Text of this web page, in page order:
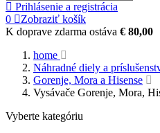
Prihlásenie a registrácia
0
Zobraziť košík
K doprave zdarma ostáva € 80,00
home
Náhradné diely a
Gorenje, Mora a Hisense
Vysávače Gorenje, Mora,
Vyberte kategóriu